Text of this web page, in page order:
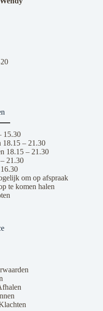
15.30
18.15 – 21.30
18.15 – 21.30
21.30
om op afspraak
te komen halen